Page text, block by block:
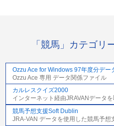
「競馬」カテゴリ
Ozzu Ace for Windows 97年度分デー
Ozzu Ace 専用 データ関係ファイル
カルレスクイズ2000
インターネット経由JRAVANデータ
競馬予想支援Soft Dublin
JRA-VAN データを使用した競馬予想